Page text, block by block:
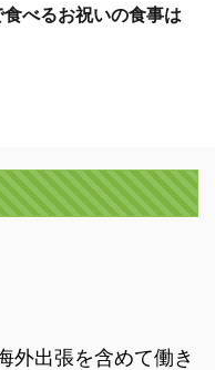
べるお祝いの食事は
外出張を含めて働き